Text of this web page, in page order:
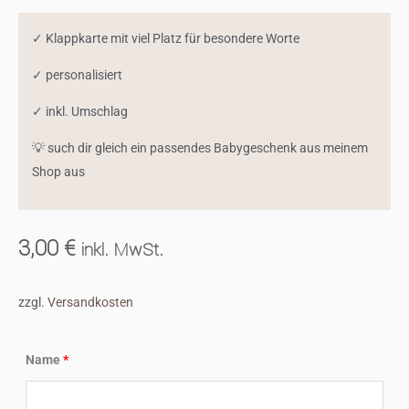
✓ Klappkarte mit viel Platz für besondere Worte
✓ personalisiert
✓ inkl. Umschlag
💡 such dir gleich ein passendes Babygeschenk aus meinem
Shop aus
3,00 € inkl. MwSt.
zzgl. Versandkosten
Name*
personalisierte
Glückwunschkarte